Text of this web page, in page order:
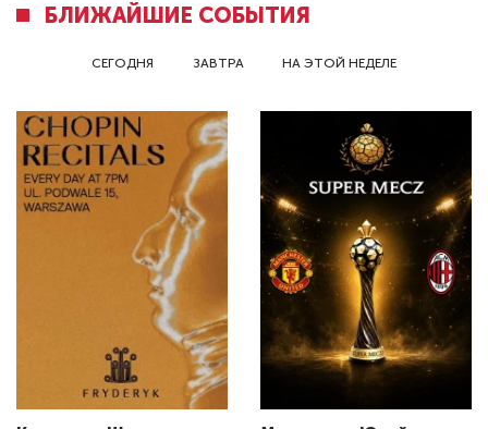
БЛИЖАЙШИЕ СОБЫТИЯ
СЕГОДНЯ ЗАВТРА НА ЭТОЙ НЕДЕЛЕ